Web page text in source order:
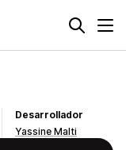
Desarrollador
Yassine Malti